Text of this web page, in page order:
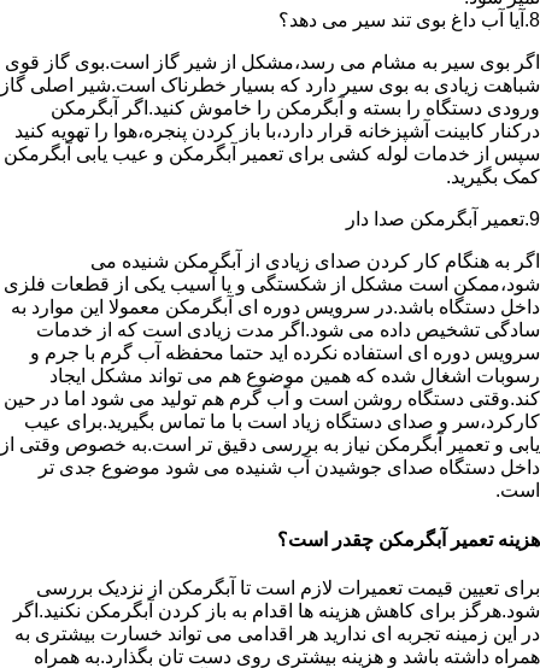
8.آیا آب داغ بوی تند سیر می دهد؟
اگر بوی سیر به مشام می رسد،مشکل از شیر گاز است.بوی گاز قوی
شباهت زیادی به بوی سیر دارد که بسیار خطرناک است.شیر اصلی گاز
ورودی دستگاه را بسته و آبگرمکن را خاموش کنید.اگر آبگرمکن
درکنار کابینت آشپزخانه قرار دارد،با باز کردن پنجره،هوا را تهویه کنید
سپس از خدمات لوله کشی برای تعمیر آبگرمکن و عیب یابی آبگرمکن
کمک بگیرید.
9.تعمیر آبگرمکن صدا دار
اگر به هنگام کار کردن صدای زیادی از آبگرمکن شنیده می
شود،ممکن است مشکل از شکستگی و یا آسیب یکی از قطعات فلزی
داخل دستگاه باشد.در سرویس دوره ای آبگرمکن معمولا این موارد به
سادگی تشخیص داده می شود.اگر مدت زیادی است که از خدمات
سرویس دوره ای استفاده نکرده اید حتما محفظه آب گرم با جرم و
رسوبات اشغال شده که همین موضوع هم می تواند مشکل ایجاد
کند.وقتی دستگاه روشن است و آب گرم هم تولید می شود اما در حین
کارکرد،سر و صدای دستگاه زیاد است با ما تماس بگیرید.برای عیب
یابی و تعمیر آبگرمکن نیاز به بررسی دقیق تر است.به خصوص وقتی از
داخل دستگاه صدای جوشیدن آب شنیده می شود موضوع جدی تر
است.
هزینه تعمیر آبگرمکن چقدر است؟
برای تعیین قیمت تعمیرات لازم است تا آبگرمکن از نزدیک بررسی
شود.هرگز برای کاهش هزینه ها اقدام به باز کردن آبگرمکن نکنید.اگر
در این زمینه تجربه ای ندارید هر اقدامی می تواند خسارت بیشتری به
همراه داشته باشد و هزینه بیشتری روی دست تان بگذارد.به همراه